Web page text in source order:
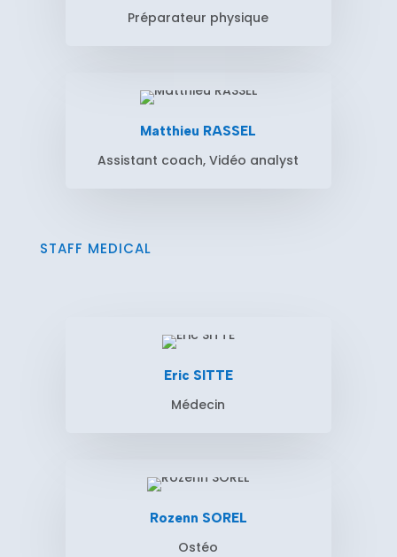
Préparateur physique
Matthieu RASSEL
Assistant coach, Vidéo analyst
STAFF MEDICAL
Eric SITTE
Médecin
Rozenn SOREL
Ostéo